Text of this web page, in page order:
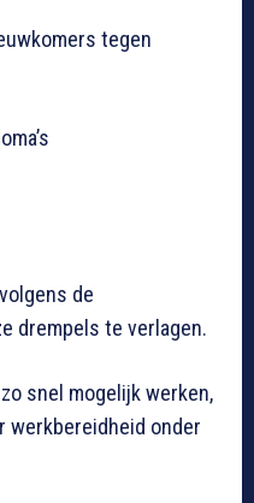
tegen
de
drempels te verlagen.
snel mogelijk werken,
werkbereidheid onder